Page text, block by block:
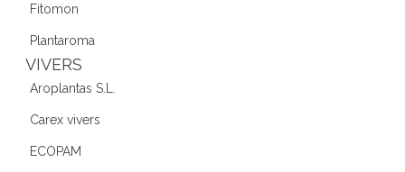
Fitomon
Plantaroma
VIVERS
Aroplantas S.L.
Carex vivers
ECOPAM